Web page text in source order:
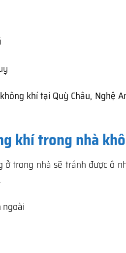
khí tại Quỳ Châu, Nghệ
khí trong nhà
trong nhà sẽ tránh được ô
ngoài